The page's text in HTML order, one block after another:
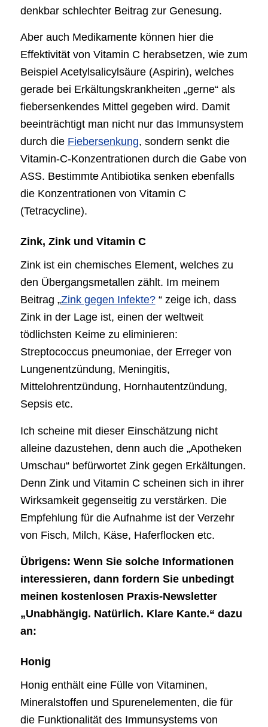
denkbar schlechter Beitrag zur Genesung.
Aber auch Medikamente können hier die
Effektivität von Vitamin C herabsetzen, wie zum
Beispiel Acetylsalicylsäure (Aspirin), welches
gerade bei Erkältungskrankheiten „gerne“ als
fiebersenkendes Mittel gegeben wird. Damit
beeinträchtigt man nicht nur das Immunsystem
durch die Fiebersenkung, sondern senkt die
Vitamin-C-Konzentrationen durch die Gabe von
ASS. Bestimmte Antibiotika senken ebenfalls
die Konzentrationen von Vitamin C
(Tetracycline).
Zink, Zink und Vitamin C
Zink ist ein chemisches Element, welches zu
den Übergangsmetallen zählt. Im meinem
Beitrag „Zink gegen Infekte?“ zeige ich, dass
Zink in der Lage ist, einen der weltweit
tödlichsten Keime zu eliminieren:
Streptococcus pneumoniae, der Erreger von
Lungenentzündung, Meningitis,
Mittelohrentzündung, Hornhautentzündung,
Sepsis etc.
Ich scheine mit dieser Einschätzung nicht
alleine dazustehen, denn auch die „Apotheken
Umschau“ befürwortet Zink gegen Erkältungen.
Denn Zink und Vitamin C scheinen sich in ihrer
Wirksamkeit gegenseitig zu verstärken. Die
Empfehlung für die Aufnahme ist der Verzehr
von Fisch, Milch, Käse, Haferflocken etc.
Übrigens: Wenn Sie solche Informationen
interessieren, dann fordern Sie unbedingt
meinen kostenlosen Praxis-Newsletter
„Unabhängig. Natürlich. Klare Kante.“ dazu
an:
Honig
Honig enthält eine Fülle von Vitaminen,
Mineralstoffen und Spurenelementen, die für
die Funktionalität des Immunsystems von